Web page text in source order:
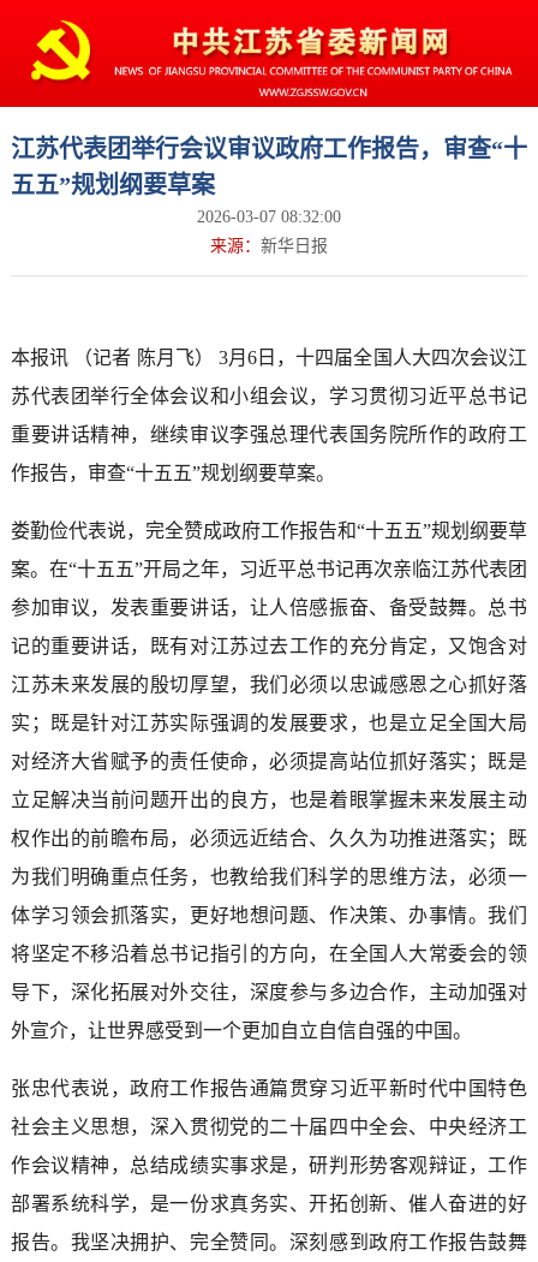
江苏代表团举行会议审议政府工作报告，审查“十
五五”规划纲要草案
2026-03-07 08:32:00
来源： 新华日报
本报讯 （记者 陈月飞） 3月6日，十四届全国人大四次会议江
苏代表团举行全体会议和小组会议，学习贯彻习近平总书记
重要讲话精神，继续审议李强总理代表国务院所作的政府工
作报告，审查“十五五”规划纲要草案。
娄勤俭代表说，完全赞成政府工作报告和“十五五”规划纲要草
案。在“十五五”开局之年，习近平总书记再次亲临江苏代表团
参加审议，发表重要讲话，让人倍感振奋、备受鼓舞。总书
记的重要讲话，既有对江苏过去工作的充分肯定，又饱含对
江苏未来发展的殷切厚望，我们必须以忠诚感恩之心抓好落
实；既是针对江苏实际强调的发展要求，也是立足全国大局
对经济大省赋予的责任使命，必须提高站位抓好落实；既是
立足解决当前问题开出的良方，也是着眼掌握未来发展主动
权作出的前瞻布局，必须远近结合、久久为功推进落实；既
为我们明确重点任务，也教给我们科学的思维方法，必须一
体学习领会抓落实，更好地想问题、作决策、办事情。我们
将坚定不移沿着总书记指引的方向，在全国人大常委会的领
导下，深化拓展对外交往，深度参与多边合作，主动加强对
外宣介，让世界感受到一个更加自立自信自强的中国。
张忠代表说，政府工作报告通篇贯穿习近平新时代中国特色
社会主义思想，深入贯彻党的二十届四中全会、中央经济工
作会议精神，总结成绩实事求是，研判形势客观辩证，工作
部署系统科学，是一份求真务实、开拓创新、催人奋进的好
报告。我坚决拥护、完全赞同。深刻感到政府工作报告鼓舞